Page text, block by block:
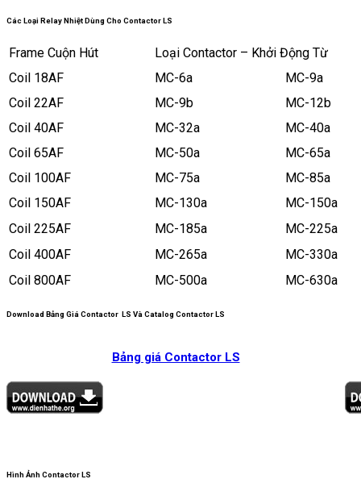
Các Loại Relay Nhiệt Dùng Cho Contactor LS
Frame Cuộn Hút
Loại Contactor – Khởi Động Từ
Coil 18AF
MC-6a
MC-9a
Coil 22AF
MC-9b
MC-12b
Coil 40AF
MC-32a
MC-40a
Coil 65AF
MC-50a
MC-65a
Coil 100AF
MC-75a
MC-85a
Coil 150AF
MC-130a
MC-150a
Coil 225AF
MC-185a
MC-225a
Coil 400AF
MC-265a
MC-330a
Coil 800AF
MC-500a MC-630a
Download Bảng Giá Contactor LS Và Catalog Contactor LS
Bảng giá Contactor LS
Hình Ảnh Contactor LS